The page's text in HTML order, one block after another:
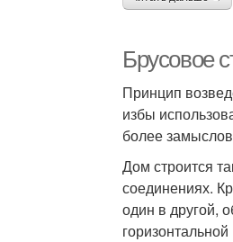
Брусовое
Принцип
избы
более
Дом строится
соединениях.
один в другой,
горизонтальной